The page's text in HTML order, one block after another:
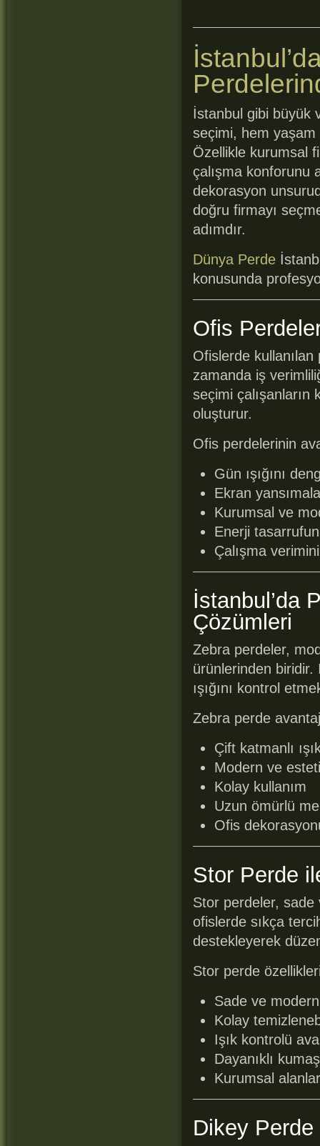
İstanbul gibi büyük
seçimi, hem yaşam
Özellikle kurumsal
çalışma konforunu
dekorasyon
doğru firmayı
adımdır.
Dünya Perde
konusunda
Ofis
Ofislerde
zamanda iş
seçimi
oluşturur.
Ofis perdelerinin
Gün ışığını
Ekran
Kurumsal ve
Enerji
Çalışma
İstanbul’da
Çözümleri
Zebra perdeler,
ürünlerinden biridir.
ışığını kontrol
Zebra perde
Çift katmanlı
Modern ve
Kolay kullanım
Uzun ömürlü
Ofis
Stor Perde
Stor perdeler,
ofislerde sıkça
destekleyerek
Stor perde
Sade ve
Kolay
Işık kontrolü
Dayanıklı
Kurumsal
Dikey